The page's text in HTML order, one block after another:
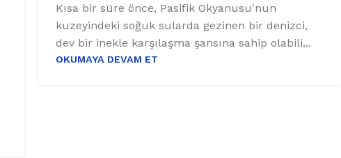
Kısa bir süre önce, Pasifik Okyanusu'nun
kuzeyindeki soğuk sularda gezinen bir denizci,
dev bir inekle karşılaşma şansına sahip olabili...
OKUMAYA DEVAM ET